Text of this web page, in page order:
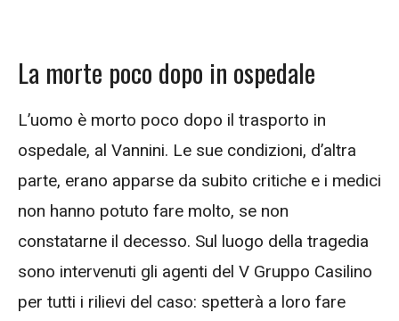
La morte poco dopo in ospedale
L’uomo è morto poco dopo il trasporto in
ospedale, al Vannini. Le sue condizioni, d’altra
parte, erano apparse da subito critiche e i medici
non hanno potuto fare molto, se non
constatarne il decesso. Sul luogo della tragedia
sono intervenuti gli agenti del V Gruppo Casilino
per tutti i rilievi del caso: spetterà a loro fare